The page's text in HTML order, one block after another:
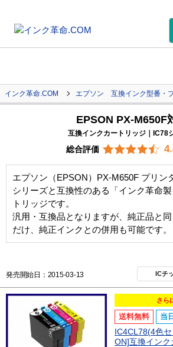
インク革命.COM エプソン 互換インク型番・
EPSON PX-M650F
互換インクカートリッジ｜IC78
総合評価
エプソン（EPSON）PX-M650F プリン
シリーズと互換性のある「インク革命
トリッジです。
汎用・互換品となりますが、純正品と
だけ、純正インクとの併用も可能です。
発売開始日：2015-03-13 ICチ
さら
送料無料 当
IC4CL78(4色
ON]互換インク